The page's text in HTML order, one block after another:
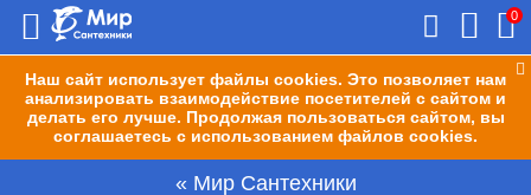
Наш сайт использует файлы cookies. Это позволяет нам
анализировать взаимодействие посетителей с сайтом и
делать его лучше. Продолжая пользоваться сайтом, вы
соглашаетесь с использованием файлов cookies.
0
Мир Сантехники